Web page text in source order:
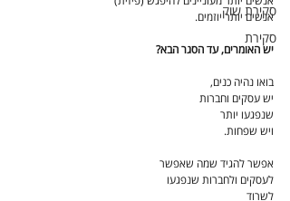
סקירת שוק
סקירת
אנשים יותר יוזמים.
יש האומרים, עד הסגר הבא?
בואו נהיה כנים,
יש עסקים וחברות
שנפגעו יותר
ויש שפחות.
אפשר להגיד שמה שאפשר
לעסקים ולחברות שנפגעו
לשרוד